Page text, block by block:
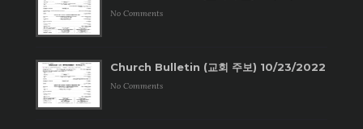
No Comments
Church Bulletin (교회 주보) 10/23/2022
No Comments